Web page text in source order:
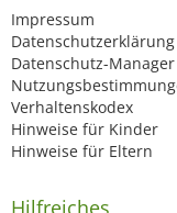
Impressum
Datenschutzerklärung
Datenschutz-Manager
Verhaltenskodex
Hinweise für Kinder
Hinweise für Eltern